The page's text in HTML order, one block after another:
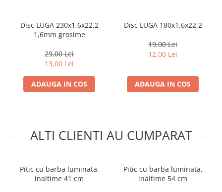
Disc LUGA 230x1,6x22,2
1,6mm grosime
29,00 Lei
13,00 Lei
ADAUGA IN COS
Disc LUGA 180x1,6x22,2
19,00 Lei
12,00 Lei
ADAUGA IN COS
ALTI CLIENTI AU CUMPARAT
Pitic cu barba luminata,
inaltime 41 cm
Pitic cu barba luminata,
inaltime 54 cm